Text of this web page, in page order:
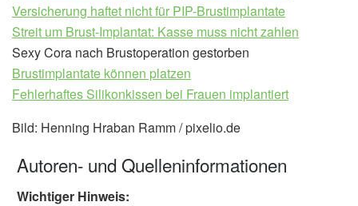
Versicherung haftet nicht für PIP-Brustimplantate
Streit um Brust-Implantat: Kasse muss nicht zahlen
Sexy Cora nach Brustoperation gestorben
Brustimplantate können platzen
Fehlerhaftes Silikonkissen bei Frauen implantiert
Bild: Henning Hraban Ramm / pixelio.de
Autoren- und Quelleninformationen
Wichtiger Hinweis: